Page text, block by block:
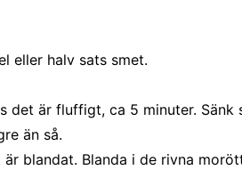
eller halv sats smet.
är fluffigt, ca 5 minuter.
än så.
blandat. Blanda i de rivna